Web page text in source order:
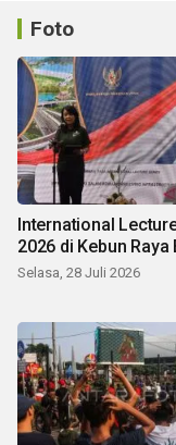
Foto
International
2026 di Kebun
Selasa, 28 Juli 2026